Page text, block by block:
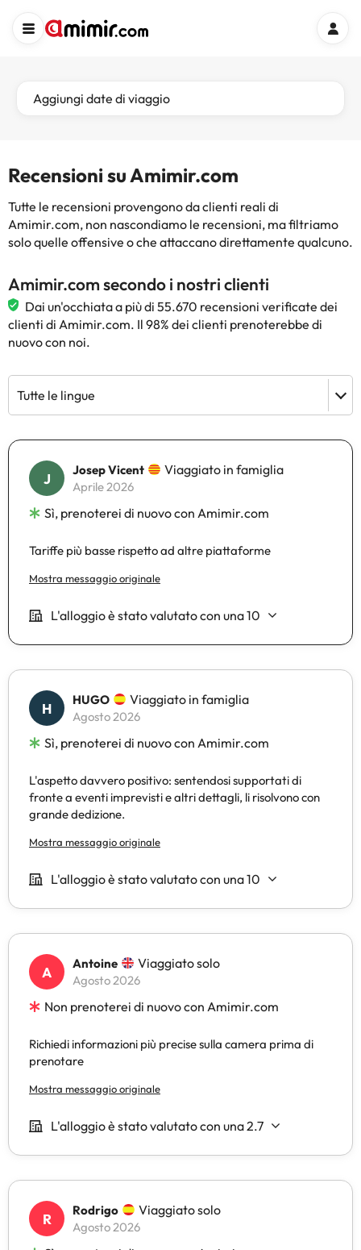
Aggiungi date di viaggio
Recensioni su Amimir.com
Tutte le recensioni provengono da clienti reali di
Amimir.com, non nascondiamo le recensioni, ma filtriamo
solo quelle offensive o che attaccano direttamente qualcuno.
Amimir.com secondo i nostri clienti
Dai un'occhiata a più di 55.670 recensioni verificate dei
clienti di Amimir.com. Il 98% dei clienti prenoterebbe di
nuovo con noi.